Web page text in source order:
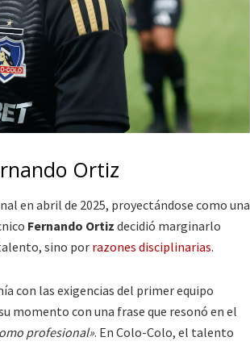
Ortiz
en abril de 2025, proyectándose como una
Fernando Ortiz decidió marginarlo
sino por razones disciplinarias.
con las exigencias del primer equipo
momento con una frase que resonó en el
profesional». En Colo-Colo, el talento